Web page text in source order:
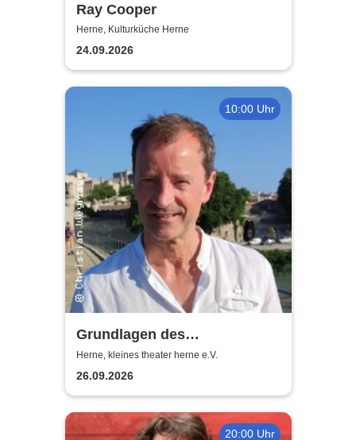
Ray Cooper
Herne, Kulturküche Herne
24.09.2026
10:00 Uhr
Grundlagen des
Schauspielens - Dr. Christian
Weymayr
Herne, kleines theater herne e.V.
26.09.2026
20:00 Uhr